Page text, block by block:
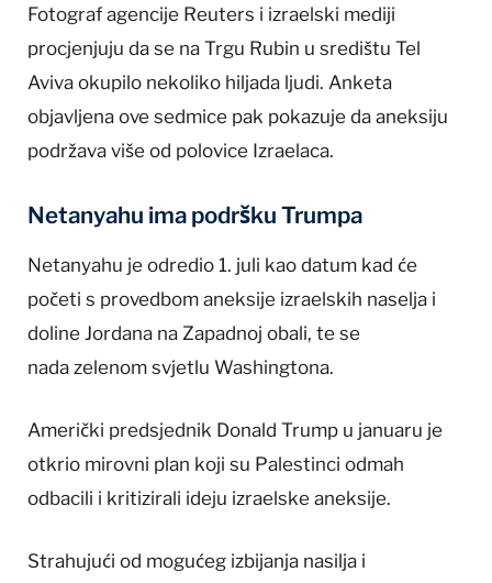
Fotograf agencije Reuters i izraelski mediji
procjenjuju da se na Trgu Rubin u središtu Tel
Aviva okupilo nekoliko hiljada ljudi. Anketa
objavljena ove sedmice pak pokazuje da aneksiju
podržava više od polovice Izraelaca.
Netanyahu ima podršku Trumpa
Netanyahu je odredio 1. juli kao datum kad će
početi s provedbom aneksije izraelskih naselja i
doline Jordana na Zapadnoj obali, te se
nada zelenom svjetlu Washingtona.
Američki predsjednik Donald Trump u januaru je
otkrio mirovni plan koji su Palestinci odmah
odbacili i kritizirali ideju izraelske aneksije.
Strahujući od mogućeg izbijanja nasilja i